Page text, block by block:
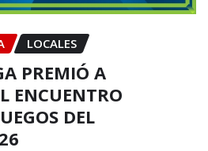
LOCALES
PREMIÓ A
ENCUENTRO
DEL